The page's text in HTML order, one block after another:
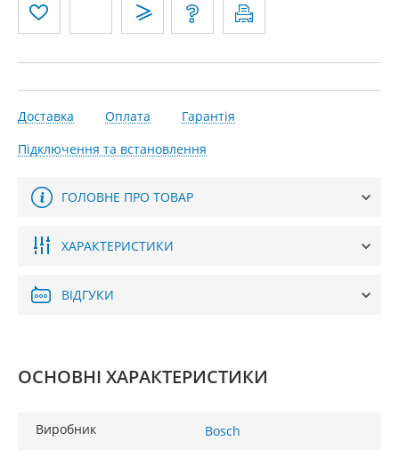
Доставка Оплата
Гарантія
Підключення та встановлення
ГОЛОВНЕ ПРО ТОВАР
ХАРАКТЕРИСТИКИ
ВІДГУКИ
ОСНОВНІ ХАРАКТЕРИСТИКИ
Виробник Bosch